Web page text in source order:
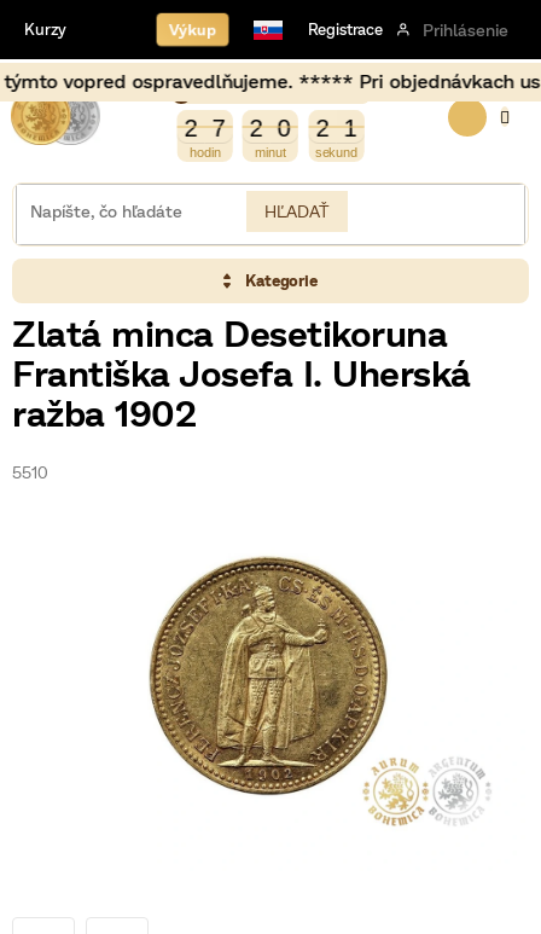
obsah
***** Pri objednávkach
Výkup Registrace Prihlásenie
Kurzy
Burza opět otevírá za
2
2 7
7 2
2 0
0 2
2 0
1
0
2
1
HĽADAŤ
Kategorie
Zlatá minca Desetikoruna
Františka Josefa I. Uherská
ražba 1902
5510